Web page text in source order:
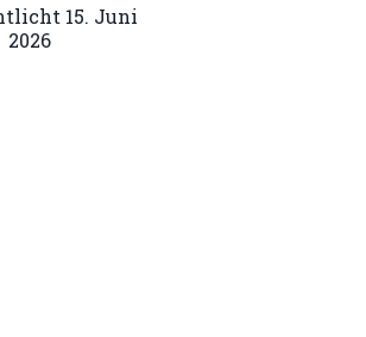
15. Juni
2026